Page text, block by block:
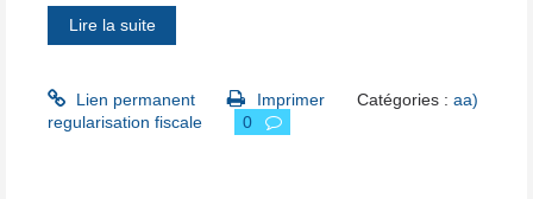
Lire la suite
Lien permanent Imprimer Catégories : aa)
regularisation fiscale
0